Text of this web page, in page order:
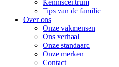
Kenniscentrum
Tips van de familie
Over ons
Onze vakmensen
Ons verhaal
Onze standaard
Onze merken
Contact